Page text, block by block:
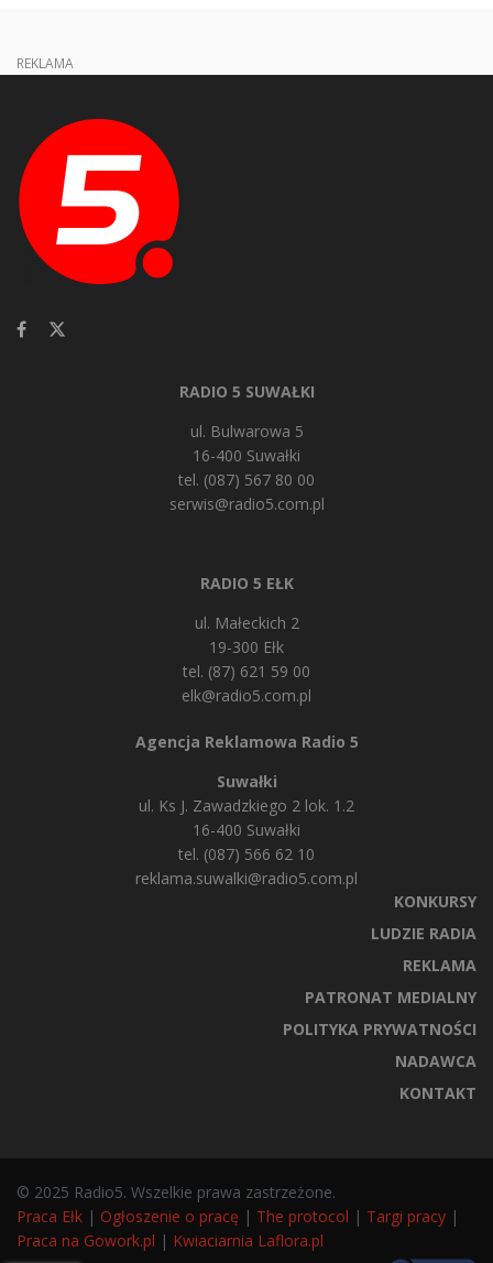
REKLAMA
RADIO 5 SUWAŁKI
ul. Bulwarowa 5
16-400 Suwałki
tel. (087) 567 80 00
serwis@radio5.com.pl
RADIO 5 EŁK
ul. Małeckich 2
19-300 Ełk
tel. (87) 621 59 00
elk@radio5.com.pl
Agencja Reklamowa Radio 5
Suwałki
ul. Ks J. Zawadzkiego 2 lok. 1.2
16-400 Suwałki
tel. (087) 566 62 10
reklama.suwalki@radio5.com.pl
KONKURSY
LUDZIE RADIA
REKLAMA
PATRONAT MEDIALNY
POLITYKA PRYWATNOŚCI
NADAWCA
KONTAKT
© 2025 Radio5. Wszelkie prawa zastrzeżone.
Praca Ełk | Ogłoszenie o pracę | The protocol | Targi pracy |
Praca na Gowork.pl | Kwiaciarnia Laflora.pl